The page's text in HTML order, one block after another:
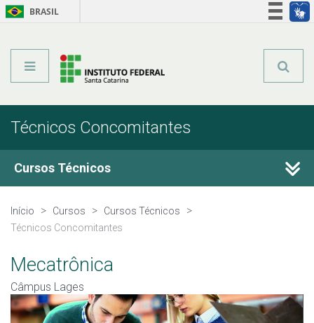
BRASIL
Técnicos Concomitantes
Cursos Técnicos
Cursos Técnicos
Pós-graduação
Início Cursos
Cursos Técnicos
Técnicos Concomitantes
Mecatrônica
Câmpus Lages